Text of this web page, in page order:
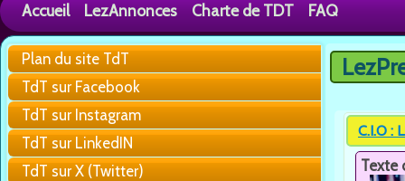
Accueil LezAnnonces Charte de TDT FAQ
Plan du site TdT
TdT sur Facebook
TdT sur Instagram
TdT sur LinkedIN
TdT sur X (Twitter)
Vous
C.I.O :
Texte